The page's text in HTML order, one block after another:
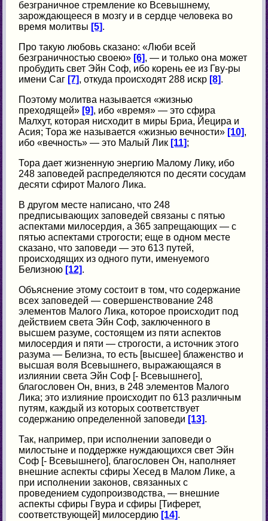
безграничное стремление ко Всевышнему,
зарождающееся в мозгу и в сердце человека во
время молитвы [5].
Про такую любовь сказано: «Люби всей
безграничностью своею» [6], — и только она может
пробудить свет Эйн Соф, ибо корень ее из Гву-ры
имени Саг [7], откуда происходят 288 искр [8].
Поэтому молитва называется «жизнью
преходящей» [9], ибо «время» — это сфира
Малхут, которая нисходит в миры Бриа, Йецира и
Асия; Тора же называется «жизнью вечности» [10],
ибо «вечность» — это Малый Лик [11];
Тора дает жизненную энергию Малому Лику, ибо
248 заповедей распределяются по десяти сосудам
десяти сфирот Малого Лика.
В другом месте написано, что 248
предписывающих заповедей связаны с пятью
аспектами милосердия, а 365 запрещающих — с
пятью аспектами строгости; еще в одном месте
сказано, что заповеди — это 613 путей,
происходящих из одного пути, именуемого
Белизною [12].
Объяснение этому состоит в том, что содержание
всех заповедей — совершенствование 248
элементов Малого Лика, которое происходит под
действием света Эйн Соф, заключенного в
высшем разуме, состоящем из пяти аспектов
милосердия и пяти — строгости, а источник этого
разума — Белизна, то есть [высшее] блаженство и
высшая воля Всевышнего, выражающаяся в
излиянии света Эйн Соф [- Всевышнего],
благословен Он, вниз, в 248 элементов Малого
Лика; это излияние происходит по 613 различным
путям, каждый из которых соответствует
содержанию определенной заповеди [13].
Так, например, при исполнении заповеди о
милостыне и поддержке нуждающихся свет Эйн
Соф [- Всевышнего], благословен Он, наполняет
внешние аспекты сфиры Хесед в Малом Лике, а
при исполнении законов, связанных с
проведением судопроизводства, — внешние
аспекты сфиры Гвура и сфиры [Тиферет,
соответствующей] милосердию [14].